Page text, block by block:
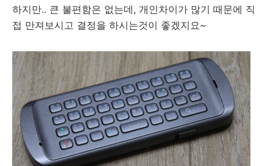
하지만.. 큰 불편함은 없는데, 개인차이가 많기 때문에 직
접 만져보시고 결정을 하시는것이 좋겠지요~